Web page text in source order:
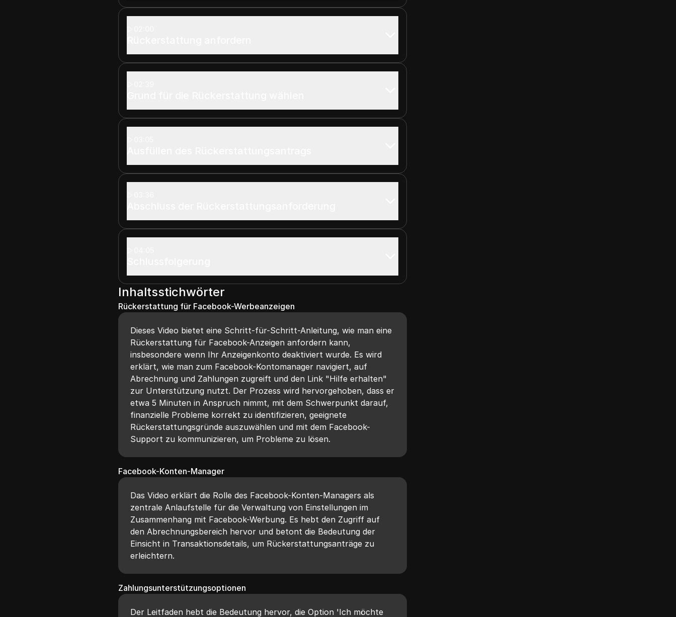
Inhaltsstichwörter
Rückerstattung für Facebook-Werbeanzeigen
Dieses Video bietet eine Schritt-für-Schritt-Anleitung, wie man eine
Rückerstattung für Facebook-Anzeigen anfordern kann,
insbesondere wenn Ihr Anzeigenkonto deaktiviert wurde. Es wird
erklärt, wie man zum Facebook-Kontomanager navigiert, auf
Abrechnung und Zahlungen zugreift und den Link "Hilfe erhalten"
zur Unterstützung nutzt. Der Prozess wird hervorgehoben, dass er
etwa 5 Minuten in Anspruch nimmt, mit dem Schwerpunkt darauf,
finanzielle Probleme korrekt zu identifizieren, geeignete
Rückerstattungsgründe auszuwählen und mit dem Facebook-
Support zu kommunizieren, um Probleme zu lösen.
Facebook-Konten-Manager
Das Video erklärt die Rolle des Facebook-Konten-Managers als
zentrale Anlaufstelle für die Verwaltung von Einstellungen im
Zusammenhang mit Facebook-Werbung. Es hebt den Zugriff auf
den Abrechnungsbereich hervor und betont die Bedeutung der
Einsicht in Transaktionsdetails, um Rückerstattungsanträge zu
erleichtern.
Zahlungsunterstützungsoptionen
Der Leitfaden hebt die Bedeutung hervor, die Option 'Ich möchte